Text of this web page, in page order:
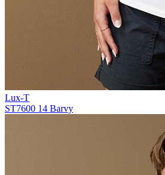
Lux-T
ST7600 14 Barvy